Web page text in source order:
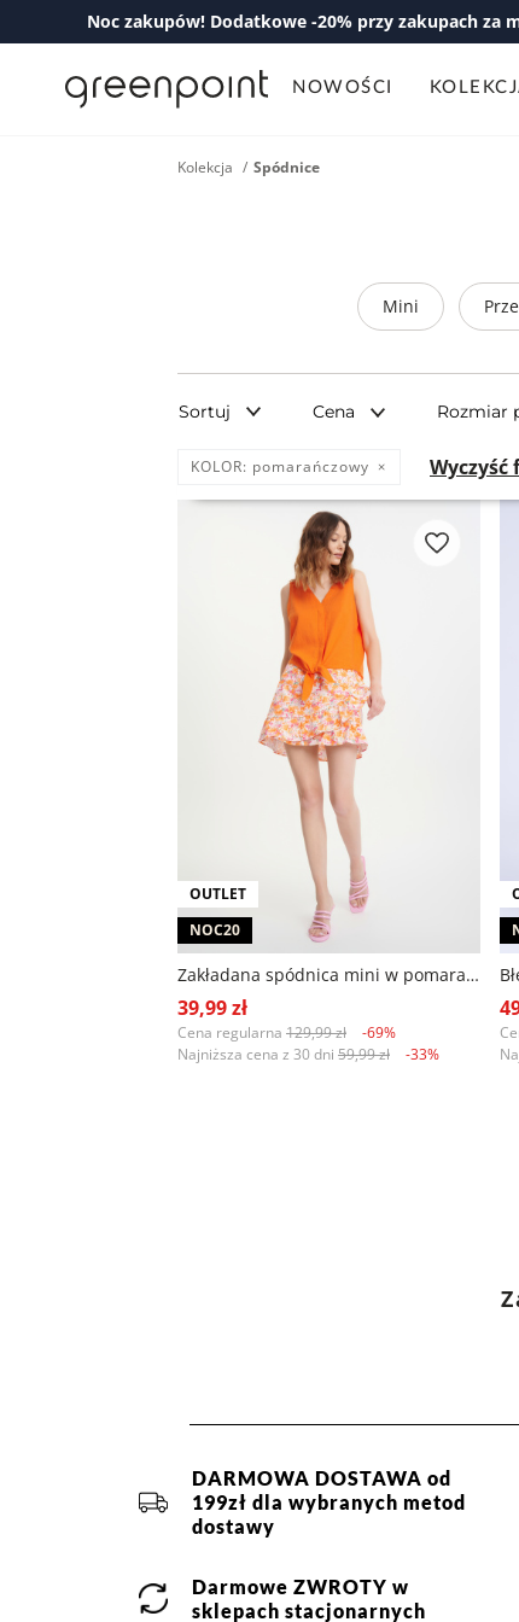
Noc zakupów! Dodatkowe -20% przy zakupach za
NOWOŚCI
Kolekcja Spódnice
Mini
Sortuj Cena Rozmiar
KOLOR: pomarańczowy
OUTLET
NOC20
Zakładana spódnica mini w pomarańczowe kwiaty
39,99 zł
Cena regularna 129,99 zł
-69%
Najniższa cena z 30 dni 59,99 zł -33%
DARMOWA DOSTAWA od
199zł dla wybranych metod
dostawy
Darmowe ZWROTY w
sklepach stacjonarnych